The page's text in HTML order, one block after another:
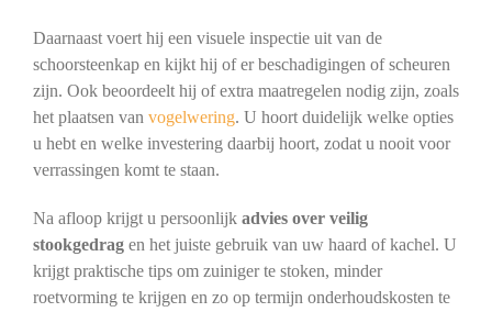
Daarnaast voert hij een visuele inspectie uit van de
schoorsteenkap en kijkt hij of er beschadigingen of scheuren
zijn. Ook beoordeelt hij of extra maatregelen nodig zijn, zoals
het plaatsen van vogelwering. U hoort duidelijk welke opties
u hebt en welke investering daarbij hoort, zodat u nooit voor
verrassingen komt te staan.
Na afloop krijgt u persoonlijk advies over veilig
stookgedragen het juiste gebruik van uw haard of kachel. U
krijgt praktische tips om zuiniger te stoken, minder
roetvorming te krijgen en zo op termijn onderhoudskosten te